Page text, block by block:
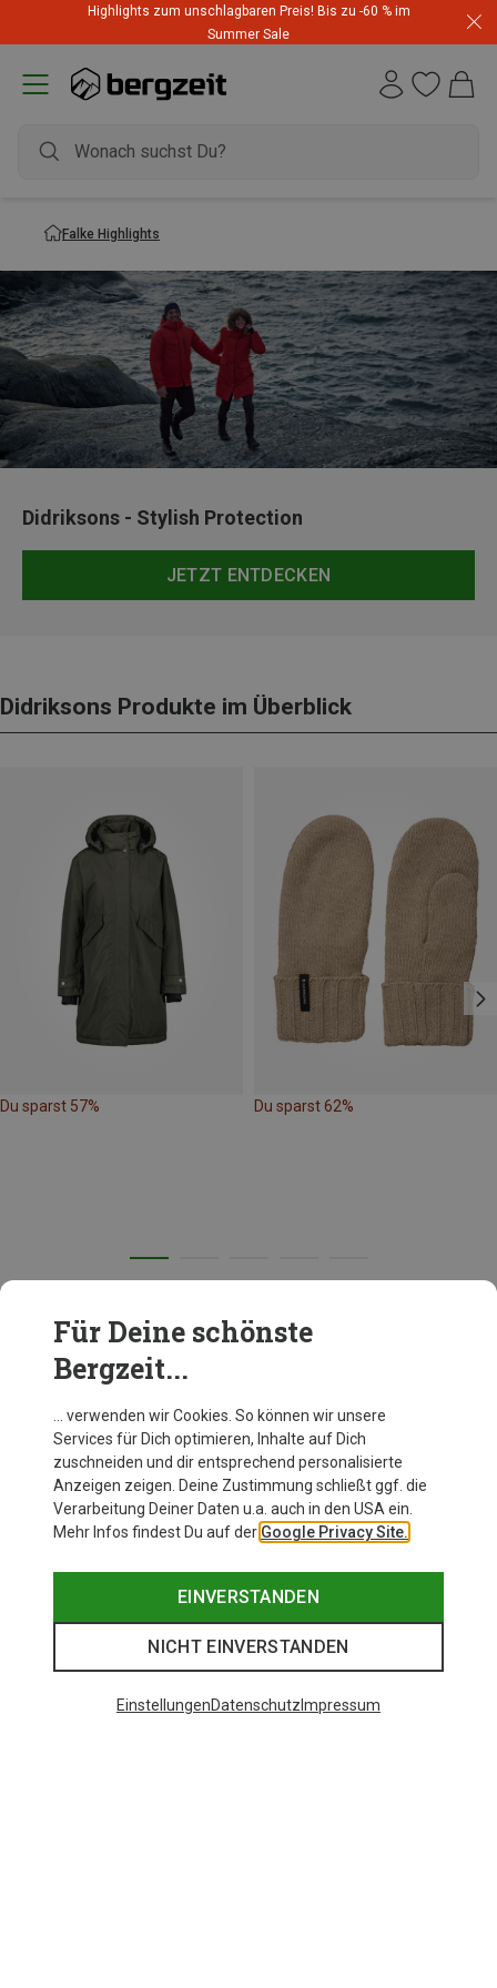
Highlights zum unschlagbaren Preis! Bis zu -60 % im
Summer Sale
Falke Highlights
Didriksons - Stylish Protection
JETZT ENTDECKEN
Didriksons Produkte im Überblick
Du sparst 57% Du sparst 62%
Didriksons News aus dem Bergzeit Magazin
Hier kommst Du wieder zurück zum Markenshop
von Didriksons.
Für Deine schönste
Bergzeit...
… verwenden wir Cookies. So können wir unsere
Services für Dich optimieren, Inhalte auf Dich
zuschneiden und dir entsprechend personalisierte
Anzeigen zeigen. Deine Zustimmung schließt ggf. die
Verarbeitung Deiner Daten u.a. auch in den USA ein.
Mehr Infos findest Du auf der Google Privacy Site.
EINVERSTANDEN
NICHT EINVERSTANDEN
EinstellungenDatenschutz Impressum